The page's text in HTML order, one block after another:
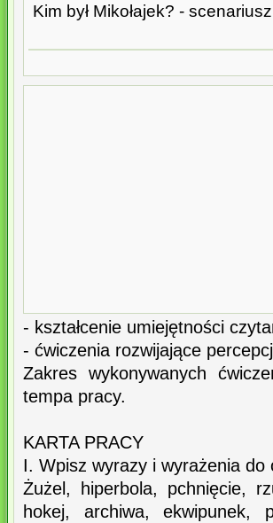
Kim był Mikołajek? -
- kształcenie umiejętności
- ćwiczenia rozwijające
Zakres wykonywanych
tempa pracy.
KARTA PRACY
I. Wpisz wyrazy i wyrażenia do
Żużel, hiperbola, pchnięcie,
hokej, archiwa, ekwipunek,